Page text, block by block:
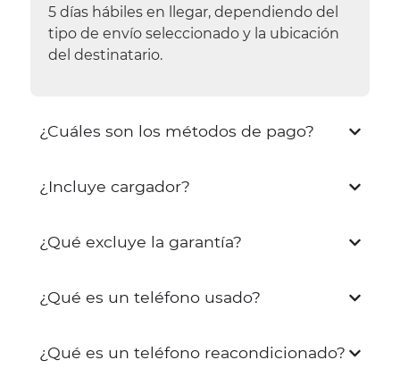
5 días hábiles en llegar, dependiendo del
tipo de envío seleccionado y la ubicación
del destinatario.
¿Cuáles son los métodos de pago?
¿Incluye cargador?
¿Qué excluye la garantía?
¿Qué es un teléfono usado?
¿Qué es un teléfono reacondicionado?